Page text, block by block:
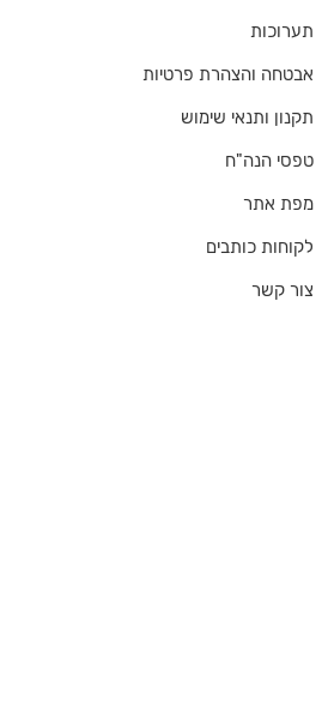
תערוכות
אבטחה והצהרת פרטיות
תקנון ותנאי שימוש
טפסי הנה"ח
מפת אתר
לקוחות כותבים
צור קשר